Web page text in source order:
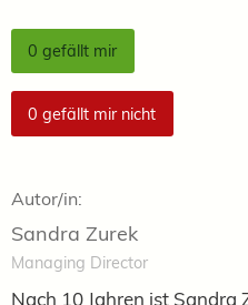
0 gefällt mir
0 gefällt mir nicht
Autor/in:
Sandra Zurek
Managing Director
Nach 10 Jahren ist Sandra